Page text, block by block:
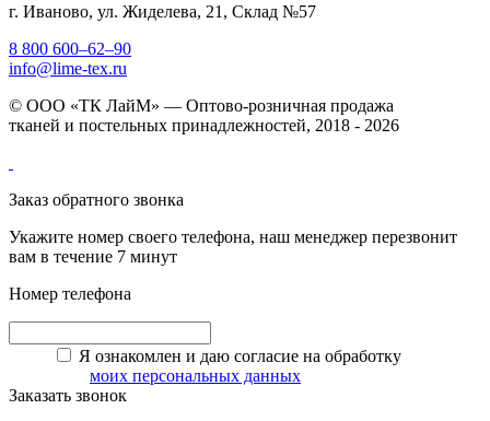
г. Иваново, ул. Жиделева, 21, Склад №57
8 800 600–62–90
info@lime-tex.ru
© ООО «ТК ЛайМ» — Оптово-розничная продажа
тканей и постельных принадлежностей, 2018 - 2026
Заказ обратного звонка
Укажите номер своего телефона, наш менеджер перезвонит
вам в течение 7 минут
Номер телефона
Я ознакомлен и даю согласие на обработку
моих персональных данных
Заказать звонок